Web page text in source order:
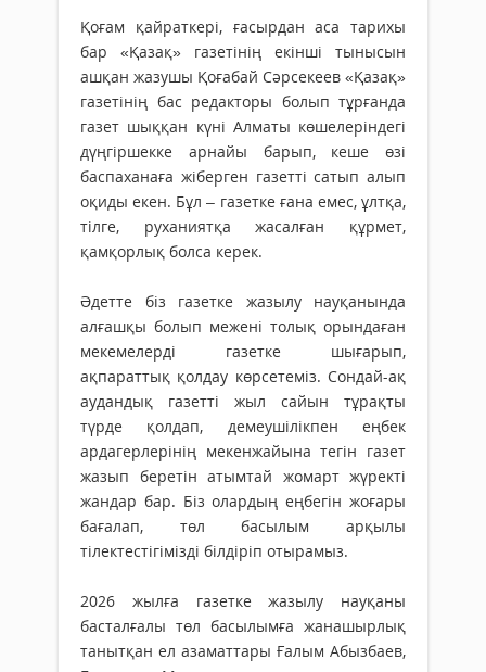
Қоғам қайраткері, ғасырдан аса тарихы
бар «Қазақ» газетінің екінші тынысын
ашқан жазушы Қоғабай Сәрсекеев «Қазақ»
газетінің бас редакторы болып тұрғанда
газет шыққан күні Алматы көшелеріндегі
дүңгіршекке арнайы барып, кеше өзі
баспаханаға жіберген газетті сатып алып
оқиды екен. Бұл – газетке ғана емес, ұлтқа,
тілге, руханиятқа жасалған құрмет,
қамқорлық болса керек.
Әдетте біз газетке жазылу нау­қанында
алғашқы болып межені то­лық орындаған
мекемелерді газетке шығарып,
ақпараттық қолдау көрсетеміз. Сондай-ақ
аудандық газетті жыл сайын тұрақты
түрде қолдап, демеушілікпен еңбек
ардагерлерінің мекенжайына тегін газет
жазып беретін атымтай жомарт жүректі
жандар бар. Біз олардың еңбегін жоғары
бағалап, төл басылым арқылы
тілектестігімізді білдіріп отырамыз.
2026 жылға газетке жазылу науқаны
басталғалы төл басылымға жанашырлық
танытқан ел азаматтары Ғалым Абызбаев,